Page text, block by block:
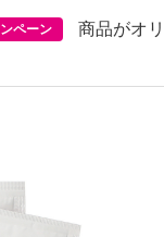
ペーン 商品がオ